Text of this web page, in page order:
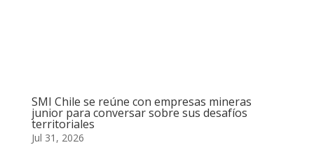
SMI Chile se reúne con empresas mineras
junior para conversar sobre sus desafíos
territoriales
Jul 31, 2026